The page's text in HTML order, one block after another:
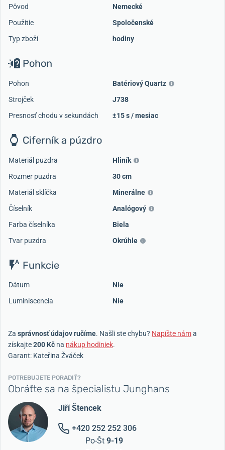
Pôvod
Nemecké
Použitie
Spoločenské
Typ zboží
hodiny
Pohon
Pohon
Batériový Quartz
Strojček
J738
Presnosť chodu v sekundách
±15 s / mesiac
Ciferník a púzdro
Materiál puzdra
Hliník
Rozmer puzdra
30 cm
Materiál sklíčka
Minerálne
Číselník
Analógový
Farba číselníka
Biela
Tvar puzdra
Okrúhle
Funkcie
Dátum
Nie
Luminiscencia
Nie
Za správnosť údajov ručíme. Našli ste chybu? Napíšte náma
získajte200 Kč na nákup hodiniek.
Garant: Kateřina Žváček
POTREBUJETE PORADIŤ?
Obráťte sa na špecialistu Junghans
Jiří Štencek
+420 252 252 306
Po-Št 9-19